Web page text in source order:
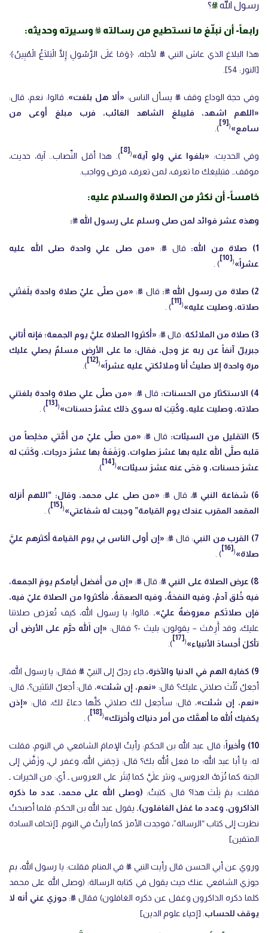
رسول اللهﷺ؟
رابعاً- أن نبلّغ ما نستطيع من رسالته ﷺ وسيرته وحديثه:
هذا البلاغ الذي عاش النبي ﷺ لأجله، ﴿وَمَا عَلَى الرَّسُولِ إِلَّا ‌الْبَلَاغُ الْمُبِينُ﴾
[النور: 54].
وفي حجة الوداع وقف ﷺ يسأل الناس: ‌«ألا ‌هل ‌بلغت» . قالوا: نعم، قال:
«اللهم اشهد، فليبلغ الشاهد الغائب، فرب مبلغ أوعى من
سامع»(
[9]
).
وفي الحديث: «بلغوا عني ولو آية»(
[8]
). هذا أقل النِّصاب.. آية، حديث،
موقف… فتبليغك ما تعرف، لمن تعرف، فرض وواجب.
خامساً- أن نكثر من الصلاة والسلام عليه:
وهذه عشر فوائد لمن صلى وسلم على رسول الله ﷺ:
1) صلاة من الله: قال ﷺ: «من ‌صلى علي واحدة ‌صلى ‌الله عليه
عشراً»(
[10]
) .
2) صلاة من رسول الله ﷺ: قال ﷺ: «من صلّى عليّ صلاة واحدة بلَغتْني
صلاته، وصليت عليه»(
[11]
) .
3) صلاة من الملائكة : قال ﷺ: «أكثروا الصلاة عليَّ يوم الجمعة؛ فإنه أتاني
جبريلُ آنفاً عن ربه عز وجل، فقال: ما على الأرض مسلمٌ يصلي عليك
مرة واحدة إلا صليتُ أنا وملائكتي عليه عشراً»(
[12]
).
4) الاستكثار من الحسنات: قال ﷺ: «من صلّى علي صلاة واحدة بلغتني
صلاته، وصليت عليه، وكُتِبَ له سوى ذلك عشرُ حسنات»(
[13]
) .
5) التقليل من السيئات: قال ﷺ: «من صلّى عليّ من أمَّتي مخلِصاً من
قلبه صلَّى الله عليه بها عشرَ صلوات، ورَفَعَهُ بها عشرَ درجات، وكَتَبَ له
عشرَ حسنات، و مَحَى عنه عشرَ سيئات»(
[14]
).
6) شفاعة النبي ﷺ، قال ﷺ:«من ‌صلى على محمد، وقال: “اللهم أنزله
المقعد المقرب عندك يوم القيامة” وجبت له ‌شفاعتي»(
[15]
) .
7) القرب من النبي : قال ﷺ: «إن أولى الناس بي يوم القيامة أكثرهم عليَّ
صلاة»(
[16]
) .
8) عرض الصلاة على النبي ﷺ: قال ﷺ: «إن من أفضل أيامكم يومَ الجمعة،
فيه خُلق آدمُ، وفيه النفخةُ، وفيه الصعقةُ، فأكثروا من الصلاة عليّ فيه،
فإن صلاتَكم معروضةٌ عليّ». قالوا: يا رسول الله، كيف تُعرَض صلاتنا
عليك، وقد أَرِمْتَ – يقولون: بليتَ -؟ فقال:«إن اللهَ حرَّم على الأرض أن
تأكلَ أجسادَ الأنبياء»(
[17]
).
9) كفاية الهم في الدنيا والآخرة،
جاء رجلٌ إلى النبيّ ﷺ فقال: يا رسول الله،
أجعلُ ثُلُثَ صلاتي عليك؟ قال: «نعم، إن شئت»، قال: أجعلُ الثلثين؟، قال:
«نعم، إن شئت»، قال: سأجعل لك صلاتي كلَّها دعاءً لك، قال: «إذن
يكفيك اللهُ ما أهمَّك من أمر دنياك وأخرتك»(
[18]
) .
10) وأخيراً:
قال عبد الله بن الحكم: رأيتُ الإمامَ الشافعي في النوم، فقلت
له: يا أبا عبد الله؛ ما فعل اللهُ بك؟ قال: رَحِمَني الله، وغفر لي، وزَفَّني إلى
الجنة كما تُزَفَّ العروس، ونثر علَيَّ كما يُنثَر على العروس ـ أي: من الخيرات ـ
فقلت: بمَ نِلْتَ هذا؟ قال: كتبتُ: (وصلى الله على محمد، عدد ما ذكره
الذاكرون، وعدد ما غفل الغافلون). يقول عبد الله بن الحكم: فلما أصبحتُ
نظرت إلى كتاب “الرسالة”، فوجدت الأمرَ كما رأيتُ في النوم. [إتحاف السادة
المتقين]
وروي عن أبي الحسن قال رأيت النبي ﷺ في المنام فقلت: يا رسول الله، بم
جوزي ‌الشافعي عنك حيث يقول في كتابه الرسالة: (وصلى الله على محمد
كلما ذكره الذاكرون وغفل عن ذكره ‌الغافلون) فقال ﷺ: جوزي عني أنه لا
يوقف للحساب . [إحياء علوم الدين]